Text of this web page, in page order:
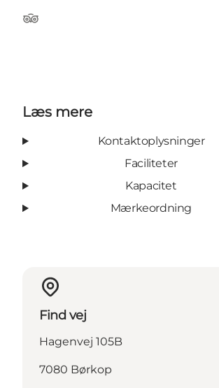
Tripadvisor
Læs mere
Kontaktoplysninger
Faciliteter
Kapacitet
Mærkeordning
Find vej
Hagenvej 105B
7080 Børkop